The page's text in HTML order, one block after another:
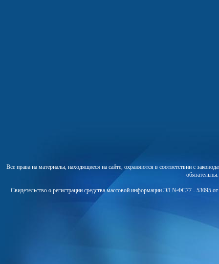
Все права на материалы, находящиеся на сайте, охраняются в соответствии с
Свидетельство о регистрации средства массовой информации ЭЛ №ФС77 - 53095